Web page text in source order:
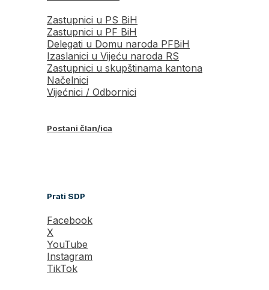
Zastupnici u PS BiH
Zastupnici u PF BiH
Delegati u Domu naroda PFBiH
Izaslanici u Vijeću naroda RS
Zastupnici u skupštinama kantona
Načelnici
Vijećnici / Odbornici
Postani član/ica
Prati SDP
Facebook
X
YouTube
Instagram
TikTok